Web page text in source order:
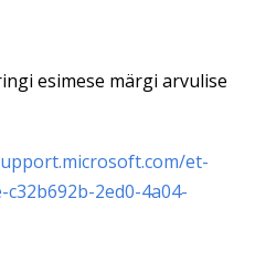
esimese märgi arvulise
et-
2ed0-4a04-